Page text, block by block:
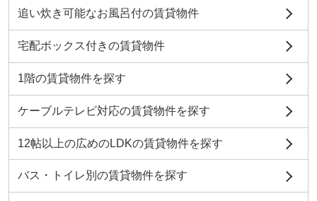
追い炊き可能なお風呂付の賃貸物件
宅配ボックス付きの賃貸物件
1階の賃貸物件を探す
ケーブルテレビ対応の賃貸物件を探す
12帖以上の広めのLDKの賃貸物件を探す
バス・トイレ別の賃貸物件を探す